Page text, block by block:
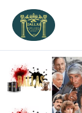
contenu